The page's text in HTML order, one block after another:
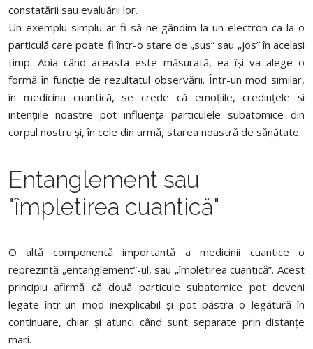
constatării sau evaluării lor.
Un exemplu simplu ar fi să ne gândim la un electron ca la o
particulă care poate fi într-o stare de „sus” sau „jos” în același
timp. Abia când aceasta este măsurată, ea își va alege o
formă în funcție de rezultatul observării. Într-un mod similar,
în medicina cuantică, se crede că emoțiile, credințele și
intențiile noastre pot influența particulele subatomice din
corpul nostru și, în cele din urmă, starea noastră de sănătate.
Entanglement sau
"împletirea cuantică"
O altă componentă importantă a medicinii cuantice o
reprezintă „entanglement”-ul, sau „împletirea cuantică”. Acest
principiu afirmă că două particule subatomice pot deveni
legate într-un mod inexplicabil și pot păstra o legătură în
continuare, chiar și atunci când sunt separate prin distanțe
mari.